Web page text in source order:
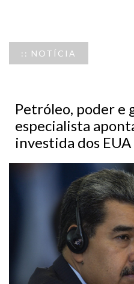
:: NOTÍCIA
Petróleo, poder e
especialista
investida dos